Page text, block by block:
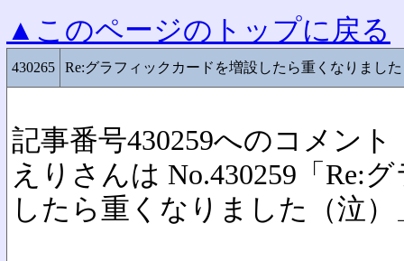
▲このページのトップに戻る
430265 Re:グラフィックカードを増設したら重くなりまし
記事番号430259へのコメント
えりさんは No.430259「Re:
したら重くなりました（泣